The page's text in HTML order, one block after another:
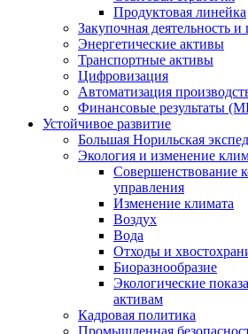
Продуктовая линейка
Закупочная деятельность
Энергетические активы
Транспортные активы
Цифровизация
Автоматизация
Финансовые результаты
Устойчивое развитие
Большая Норильская
Экология и изменение
Совершенствование
управления
Изменение климата
Воздух
Вода
Отходы и
Биоразнообразие
Экологические
активам
Кадровая политика
Промышленная